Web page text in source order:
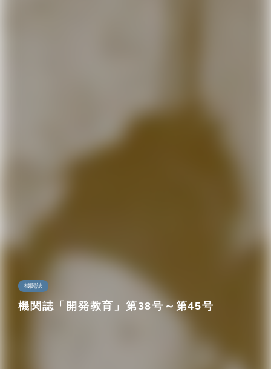
機関誌
機関誌「開発教育」第38号～第45号